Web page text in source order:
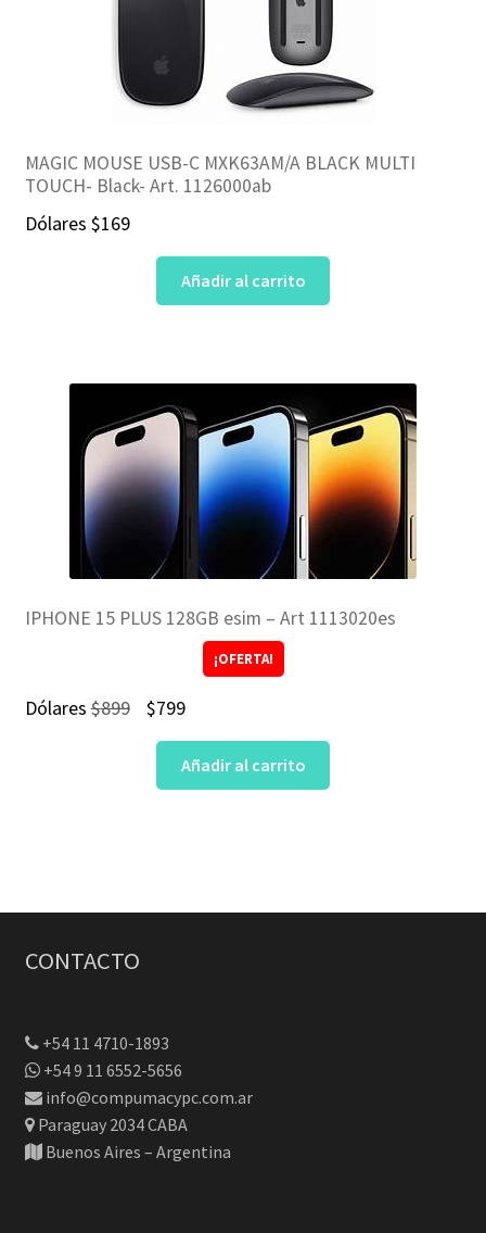
MAGIC MOUSE USB-C MXK63AM/A BLACK MULTI
TOUCH- Black- Art. 1126000ab
Dólares $169
Añadir al carrito
IPHONE 15 PLUS 128GB esim – Art 1113020es
¡OFERTA!
Dólares$899
El
precio
original
$799El
precio
actual
Añadir al carrito
CONTACTO
+54 11 4710-1893
+54 9 11 6552-5656
info@compumacypc.com.ar
Paraguay 2034 CABA
Buenos Aires – Argentina